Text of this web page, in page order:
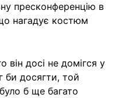
пресконференцію в
нагадує костюм
він досі не домігся у
би досягти, той
б ще багато